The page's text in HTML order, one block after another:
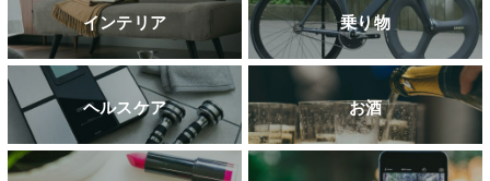
インテリア 乗り物
ヘルスケア お酒